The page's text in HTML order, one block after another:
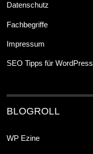
Datenschutz
Fachbegriffe
Impressum
SEO Tipps für WordPress
BLOGROLL
WP Ezine